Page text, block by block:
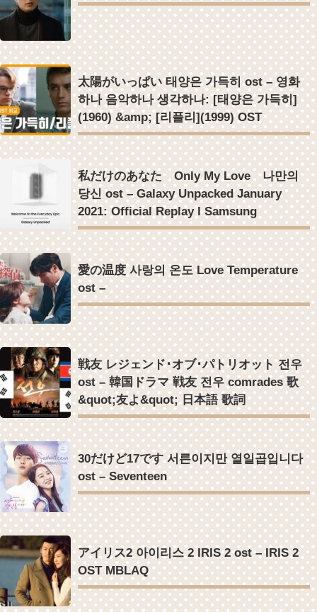
太陽がいっぱい 태양은 가득히 ost – 영화
하나 음악하나 생각하나: [태양은 가득히]
(1960) &amp; [리플리](1999) OST
私だけのあなた Only My Love 나만의
당신 ost – Galaxy Unpacked January
2021: Official Replay l Samsung
愛の温度 사랑의 온도 Love Temperature
ost –
戦友 レジェンド･オブ･パトリオット 전우
ost – 韓国ドラマ 戦友 전우 comrades 歌
&quot;友よ&quot; 日本語 歌詞
30だけど17です 서른이지만 열일곱입니다
ost – Seventeen
アイリス2 아이리스 2 IRIS 2 ost – IRIS 2
OST MBLAQ